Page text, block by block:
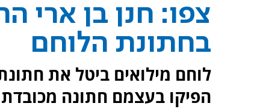
צפו: חנן בן ארי
בחתונת הלוחם
לוחם מילואים ביטל את
הפיקו בעצמם חתונה